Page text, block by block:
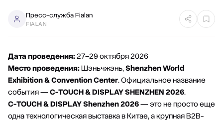
Пресс-служба Fialan
FIALAN
Дата проведения:27–29 октября 2026
Место проведения:Шэньчжэнь,Shenzhen World
Exhibition & Convention Center. Официальное название
события —C-TOUCH & DISPLAY SHENZHEN 2026.
C-TOUCH & DISPLAY Shenzhen 2026— это не просто еще
одна технологическая выставка в Китае, а крупная B2B-